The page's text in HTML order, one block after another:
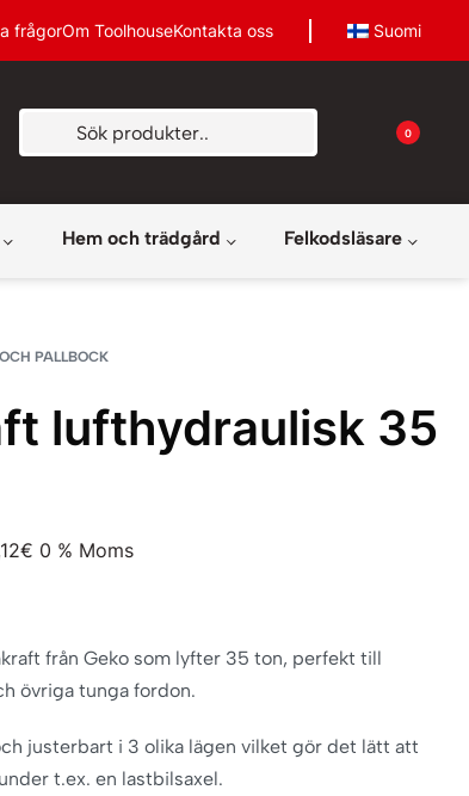
frågorOm ToolhouseKontakta oss Suomi
0
Hem och trädgård Felkodsläsare
PALLBOCK
lufthydraulisk 35
€ 0 % Moms
från Geko som lyfter 35 ton, perfekt till
övriga tunga fordon.
justerbart i 3 olika lägen vilket gör det lätt att
t.ex. en lastbilsaxel.